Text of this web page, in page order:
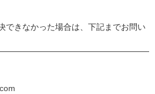
できなかった場合は、下記までお問い